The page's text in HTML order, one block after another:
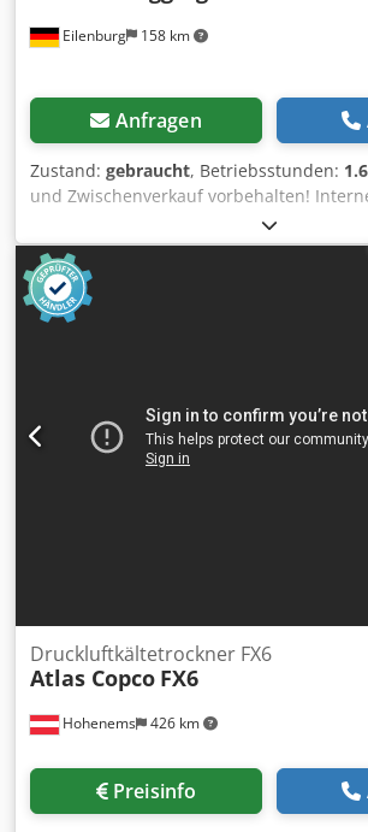
Eilenburg 158 km
Anfragen
Zustand: gebraucht, Betriebsstunden:
und Zwischenverkauf vorbehalten!
PERKINS-Motor Csdpfx Aezp Avkjctsha
unaufbereitet! Bundesweite Anlieferung
möglich. Irrtümer und Zwischenverkauf
Gerne nehmen wir Ihr Fahrzeug in
Leasing auch ohne Anzahlung möglich!
Hohenems 426 km
Druckluftkältetrockner FX6
Atlas Copco FX6
Preisinfo